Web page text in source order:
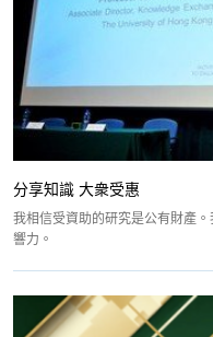
分享知識 大衆受惠
我相信受資助的研究是公有財產
響力。